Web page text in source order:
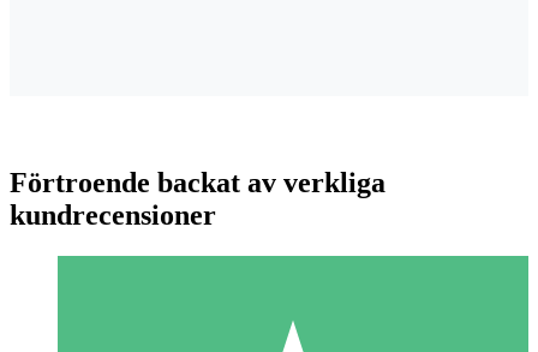
Förtroende backat av verkliga
kundrecensioner